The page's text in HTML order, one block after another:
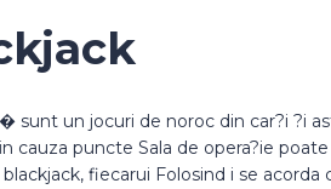
sunt un jocuri de noroc din car?i ?i
cauza puncte Sala de opera?ie
fiecarui Folosind i se acorda